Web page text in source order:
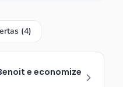
(4)
e economize